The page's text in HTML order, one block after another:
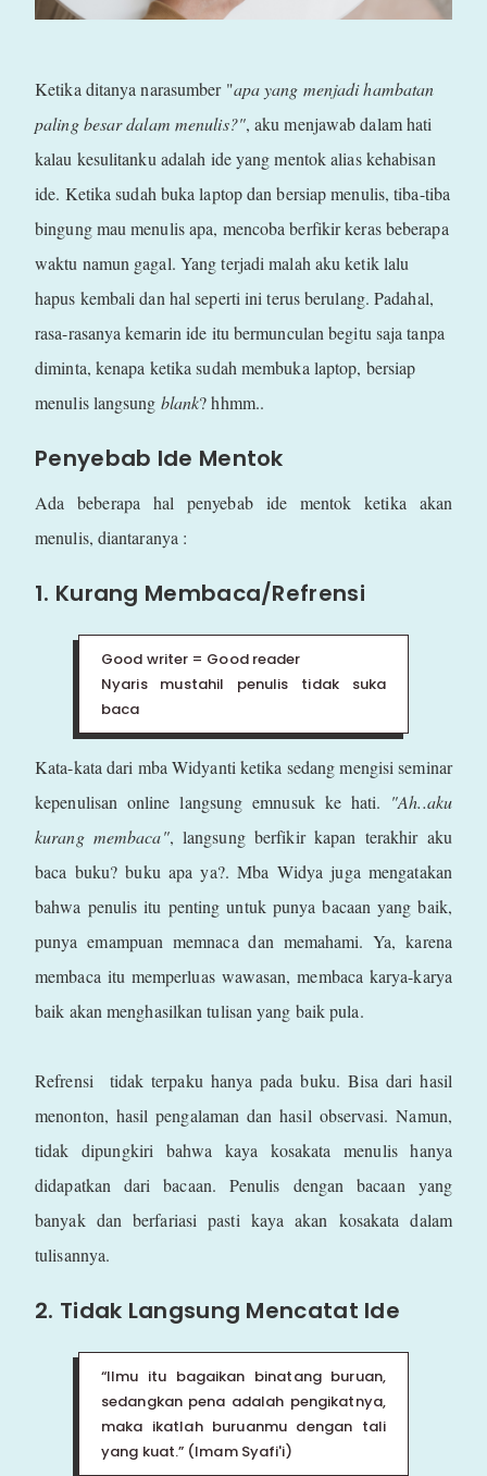
Ketika ditanya narasumber "apa yang menjadi hambatan
paling besar dalam menulis?", aku menjawab dalam hati
kalau kesulitanku adalah ide yang mentok alias kehabisan
ide. Ketika sudah buka laptop dan bersiap menulis, tiba-tiba
bingung mau menulis apa, mencoba berfikir keras beberapa
waktu namun gagal. Yang terjadi malah aku ketik lalu
hapus kembali dan hal seperti ini terus berulang. Padahal,
rasa-rasanya kemarin ide itu bermunculan begitu saja tanpa
diminta, kenapa ketika sudah membuka laptop, bersiap
menulis langsung blank? hhmm..
Penyebab Ide Mentok
Ada beberapa hal penyebab ide mentok ketika akan
menulis, diantaranya :
1. Kurang Membaca/Refrensi
Good writer = Good reader
Nyaris mustahil penulis tidak suka
baca
Kata-kata dari mba Widyanti ketika sedang mengisi seminar
kepenulisan online langsung emnusuk ke hati. "Ah..aku
kurang membaca", langsung berfikir kapan terakhir aku
baca buku? buku apa ya?. Mba Widya juga mengatakan
bahwa penulis itu penting untuk punya bacaan yang baik,
punya emampuan memnaca dan memahami. Ya, karena
membaca itu memperluas wawasan, membaca karya-karya
baik akan menghasilkan tulisan yang baik pula.
Refrensi tidak terpaku hanya pada buku. Bisa dari hasil
menonton, hasil pengalaman dan hasil observasi. Namun,
tidak dipungkiri bahwa kaya kosakata menulis hanya
didapatkan dari bacaan. Penulis dengan bacaan yang
banyak dan berfariasi pasti kaya akan kosakata dalam
tulisannya.
2. Tidak Langsung Mencatat Ide
“Ilmu itu bagaikan binatang buruan,
sedangkan pena adalah pengikatnya,
maka ikatlah buruanmu dengan tali
yang kuat.” (Imam Syafi'i)